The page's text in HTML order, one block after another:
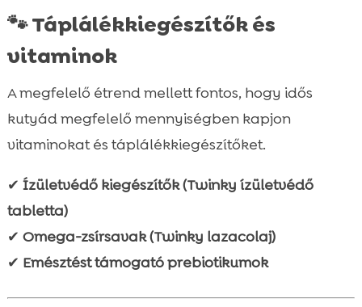
🐾 Táplálékkiegészítők és
vitaminok
A megfelelő étrend mellett fontos, hogy idős
kutyád megfelelő mennyiségben kapjon
vitaminokat és táplálékkiegészítőket.
✔ Ízületvédő kiegészítők (Twinky ízületvédő
tabletta)
✔ Omega-zsírsavak (Twinky lazacolaj)
✔ Emésztést támogató prebiotikumok